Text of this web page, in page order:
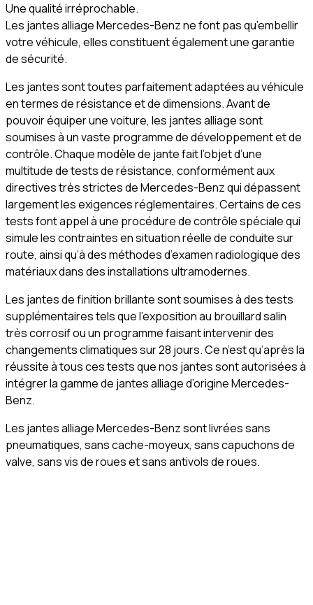
Une qualité irréprochable.
Les jantes alliage Mercedes-Benz ne font pas qu’embellir
votre véhicule, elles constituent également une garantie
de sécurité.
Les jantes sont toutes parfaitement adaptées au véhicule
en termes de résistance et de dimensions. Avant de
pouvoir équiper une voiture, les jantes alliage sont
soumises à un vaste programme de développement et de
contrôle. Chaque modèle de jante fait l’objet d’une
multitude de tests de résistance, conformément aux
directives très strictes de Mercedes-Benz qui dépassent
largement les exigences réglementaires. Certains de ces
tests font appel à une procédure de contrôle spéciale qui
simule les contraintes en situation réelle de conduite sur
route, ainsi qu’à des méthodes d’examen radiologique des
matériaux dans des installations ultramodernes.
Les jantes de finition brillante sont soumises à des tests
supplémentaires tels que l’exposition au brouillard salin
très corrosif ou un programme faisant intervenir des
changements climatiques sur 28 jours. Ce n’est qu’après la
réussite à tous ces tests que nos jantes sont autorisées à
intégrer la gamme de jantes alliage d’origine Mercedes-
Benz.
Les jantes alliage Mercedes-Benz sont livrées sans
pneumatiques, sans cache-moyeux, sans capuchons de
valve, sans vis de roues et sans antivols de roues.